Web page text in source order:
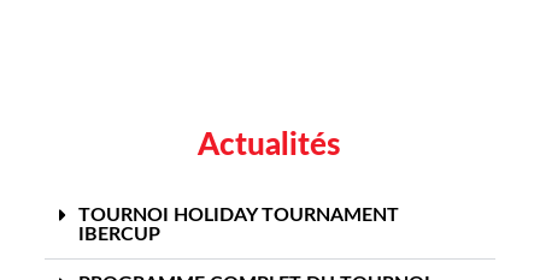
Actualités
TOURNOI HOLIDAY TOURNAMENT
IBERCUP